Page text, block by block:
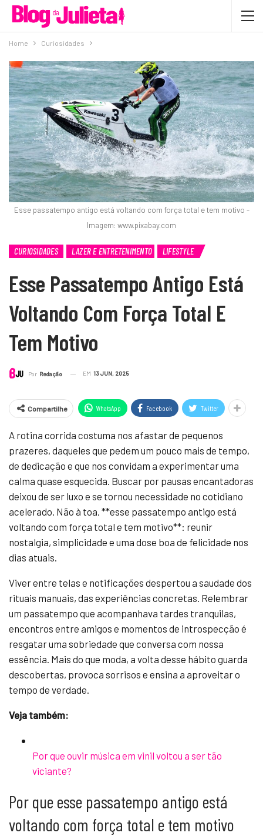
Home Curiosidades
Esse passatempo antigo está voltando com força total e tem motivo -
Imagem: www.pixabay.com
CURIOSIDADES LAZER E ENTRETENIMENTO LIFESTYLE
Esse Passatempo Antigo Está
Voltando Com Força Total E
Tem Motivo
Por Redação EM 13 JUN, 2025
Compartilhe WhatsApp Facebook Twitter
A rotina corrida costuma nos afastar de pequenos
prazeres, daqueles que pedem um pouco mais de tempo,
de dedicação e que nos convidam a experimentar uma
calma quase esquecida. Buscar por pausas encantadoras
deixou de ser luxo e se tornou necessidade no cotidiano
acelerado. Não à toa, **esse passatempo antigo está
voltando com força total e tem motivo**: reunir
nostalgia, simplicidade e uma dose boa de felicidade nos
dias atuais.
Viver entre telas e notificações despertou a saudade dos
rituais manuais, das experiências concretas. Relembrar
um passatempo que acompanhava tardes tranquilas,
encontros entre amigos e momentos de introspecção é
resgatar uma sobriedade que conversa com nossa
essência. Mais do que moda, a volta desse hábito guarda
descobertas, provoca sorrisos e ensina a aproveitar o
tempo de verdade.
Veja também:
Por que ouvir música em vinil voltou a ser tão
viciante?
Por que esse passatempo antigo está
voltando com força total e tem motivo